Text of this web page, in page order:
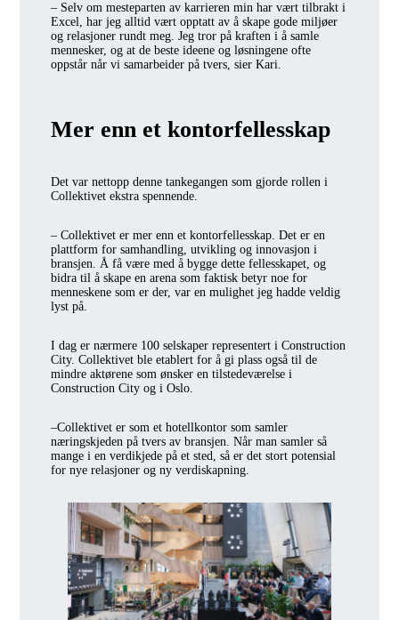
– Selv om mesteparten av karrieren min har vært tilbrakt i
Excel, har jeg alltid vært opptatt av å skape gode miljøer
og relasjoner rundt meg. Jeg tror på kraften i å samle
mennesker, og at de beste ideene og løsningene ofte
oppstår når vi samarbeider på tvers, sier Kari.
Mer enn et kontorfellesskap
Det var nettopp denne tankegangen som gjorde rollen i
Collektivet ekstra spennende.
– Collektivet er mer enn et kontorfellesskap. Det er en
plattform for samhandling, utvikling og innovasjon i
bransjen. Å få være med å bygge dette fellesskapet, og
bidra til å skape en arena som faktisk betyr noe for
menneskene som er der, var en mulighet jeg hadde veldig
lyst på.
I dag er nærmere 100 selskaper representert i Construction
City. Collektivet ble etablert for å gi plass også til de
mindre aktørene som ønsker en tilstedeværelse i
Construction City og i Oslo.
–Collektivet er som et hotellkontor som samler
næringskjeden på tvers av bransjen. Når man samler så
mange i en verdikjede på et sted, så er det stort potensial
for nye relasjoner og ny verdiskapning.